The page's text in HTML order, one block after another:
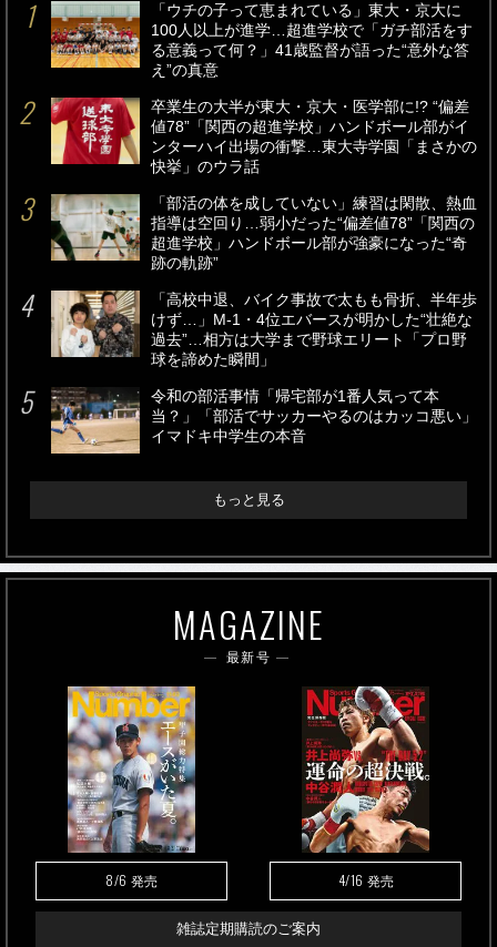
「ウチの子って恵まれている」東大・京大に
100人以上が進学…超進学校で「ガチ部活をす
る意義って何？」41歳監督が語った“意外な答
え”の真意
卒業生の大半が東大・京大・医学部に!? “偏差
値78”「関西の超進学校」ハンドボール部がイ
ンターハイ出場の衝撃…東大寺学園「まさかの
快挙」のウラ話
「部活の体を成していない」練習は閑散、熱血
指導は空回り…弱小だった“偏差値78”「関西の
超進学校」ハンドボール部が強豪になった“奇
跡の軌跡”
「高校中退、バイク事故で太もも骨折、半年歩
けず…」M-1・4位エバースが明かした“壮絶な
過去”…相方は大学まで野球エリート「プロ野
球を諦めた瞬間」
令和の部活事情「帰宅部が1番人気って本
当？」「部活でサッカーやるのはカッコ悪い」
イマドキ中学生の本音
もっと見る
MAGAZINE
最新号
8/6 発売 4/16 発売
雑誌定期購読のご案内